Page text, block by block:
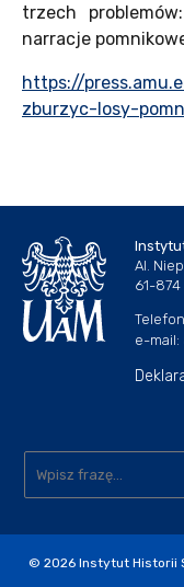
trzech
narracje
https://
zburzyc-losy-
Al.
61-874
e-mail:
© 2026 Instytut Historii